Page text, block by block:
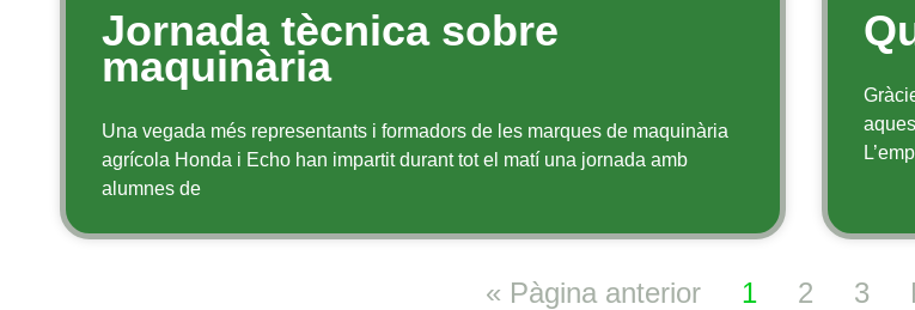
Jornada tècnica sobre
maquinària
Una vegada més representants i formadors de les marques de maquinària
agrícola Honda i Echo han impartit durant tot el matí una jornada amb
alumnes de
« Pàgina anterior 1 2 3